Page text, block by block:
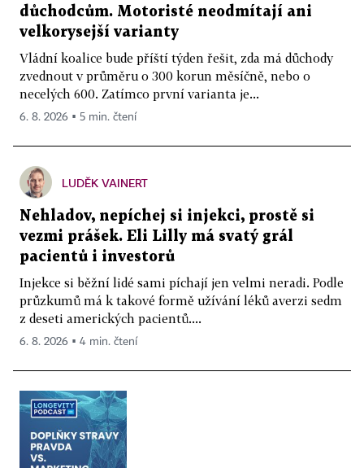
důchodcům. Motoristé neodmítají ani
velkorysejší varianty
Vládní koalice bude příští týden řešit, zda má důchody
zvednout v průměru o 300 korun měsíčně, nebo o
necelých 600. Zatímco první varianta je...
6. 8. 2026 ▪ 5 min. čtení
LUDĚK VAINERT
Nehladov, nepíchej si injekci, prostě si
vezmi prášek. Eli Lilly má svatý grál
pacientů i investorů
Injekce si běžní lidé sami píchají jen velmi neradi. Podle
průzkumů má k takové formě užívání léků averzi sedm
z deseti amerických pacientů....
6. 8. 2026 ▪ 4 min. čtení